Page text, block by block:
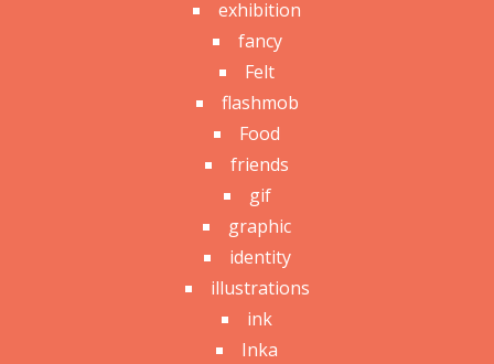
exhibition
fancy
Felt
flashmob
Food
friends
gif
graphic
identity
illustrations
ink
Inka